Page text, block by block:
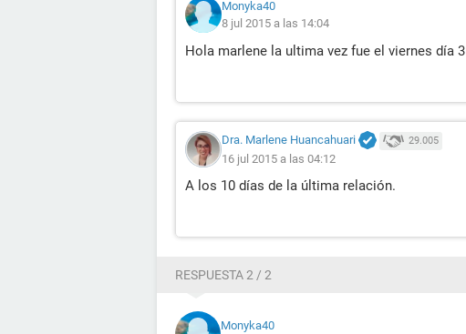
Monyka40
8 jul 2015 a las 14:04
Hola marlene la ultima vez fue el viernes día 3
Dra. Marlene Huancahuari 29.005
16 jul 2015 a las 04:12
A los 10 días de la última relación.
RESPUESTA 2 / 2
Monyka40